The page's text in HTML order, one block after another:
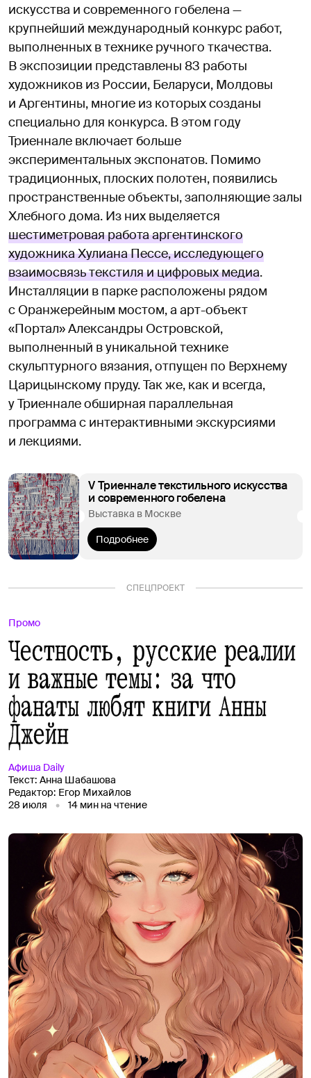
искусства и современного гобелена —
крупнейший международный конкурс работ,
выполненных в технике ручного ткачества.
В экспозиции представлены 83 работы
художников из России, Беларуси, Молдовы
и Аргентины, многие из которых созданы
специально для конкурса. В этом году
Триеннале включает больше
экспериментальных экспонатов. Помимо
традиционных, плоских полотен, появились
пространственные объекты, заполняющие залы
Хлебного дома. Из них выделяется
шестиметровая работа аргентинского
художника Хулиана Пессе, исследующего
взаимосвязь текстиля и цифровых медиа.
Инсталляции в парке расположены рядом
с Оранжерейным мостом, а арт-объект
«Портал» Александры Островской,
выполненный в уникальной технике
скульптурного вязания, отпущен по Верхнему
Царицынскому пруду. Так же, как и всегда,
у Триеннале обширная параллельная
программа с интерактивными экскурсиями
и лекциями.
V Триеннале текстильного искусства
и современного гобелена
Выставка в Москве
Подробнее
СПЕЦПРОЕКТ
Промо
Честность, русские реалии
и важные темы: за что
фанаты любят книги Анны
Джейн
Афиша Daily
Текст: Анна Шабашова
Редактор: Егор Михайлов
28 июля
14 мин на чтение